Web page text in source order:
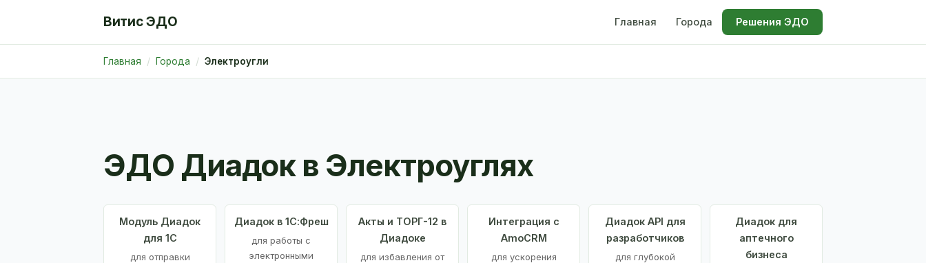
Витис ЭДО Главная Города Решения ЭДО
Главная Города Электроугли
ЭДО Диадок в Электроуглях
Модуль Диадок
для 1С
для отправки
Диадок в 1С:Фреш
для работы с
электронными
Акты и ТОРГ-12 в
Диадоке
для избавления от
Интеграция с
AmoCRM
для ускорения
Диадок API для
разработчиков
для глубокой
Диадок для
аптечного
бизнеса